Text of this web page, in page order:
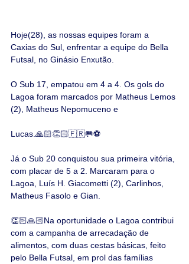
Hoje(28), as nossas equipes foram a
Caxias do Sul, enfrentar a equipe do Bella
Futsal, no Ginásio Enxutão.
O Sub 17, empatou em 4 a 4. Os gols do
Lagoa foram marcados por Matheus Lemos
(2), Matheus Nepomuceno e
Lucas.🙏🏻👏🏻🇫🇷🥅⚽
Já o Sub 20 conquistou sua primeira vitória,
com placar de 5 a 2. Marcaram para o
Lagoa, Luís H. Giacometti (2), Carlinhos,
Matheus Fasolo e Gian.
👏🏻🙏🏻Na oportunidade o Lagoa contribui
com a campanha de arrecadação de
alimentos, com duas cestas básicas, feito
pelo Bella Futsal, em prol das famílias